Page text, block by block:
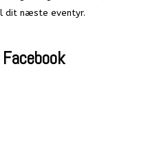
dit næste eventyr.